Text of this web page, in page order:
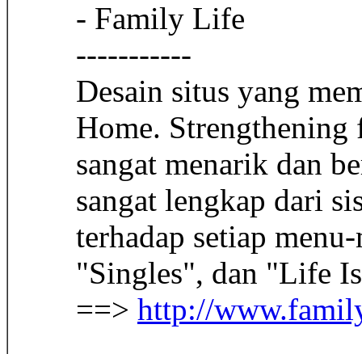
- Family Life
-----------
Desain situs yang
Home.
sangat menarik dan
sangat lengkap dari
terhadap setiap
"Singles", dan "Life
==> http://